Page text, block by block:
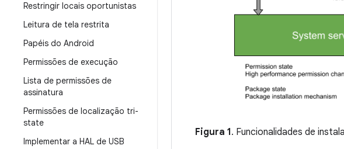
Restringir locais oportunistas
Leitura de tela restrita
Papéis do Android
Permissões de execução
Lista de permissões de
assinatura
Permissões de localização tri-
state
Implementar a HAL de USB
Figura 1. Funcionalidades de